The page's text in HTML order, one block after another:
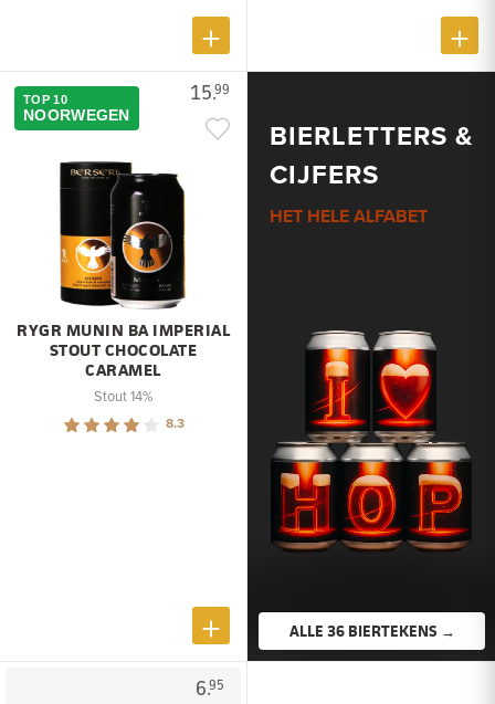
15.99
TOP 10
NOORWEGEN
RYGR MUNIN BA IMPERIAL
STOUT CHOCOLATE
CARAMEL
Stout 14%
8.3
BIERLETTERS &
CIJFERS
HET HELE ALFABET
ALLE 36 BIERTEKENS →
6.95